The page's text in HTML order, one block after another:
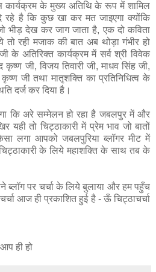
कार्यक्रम के मुख्य अतिथि के रूप में शामिल
है कि कुछ खा कर मत जाइएगा क्योंकि
भीड़ देख कर जाग जाता है, एक दो कविता
तो रही मजाक की बात अब थोड़ा गंभीर हो
के अतिरिक्त कार्यक्रम में सर्व श्री विवेक
जी, विजय तिवारी जी, माधव सिंह जी,
जी तथा मातृशक्ति का प्रतिनिधित्व के
दर्ज कर दिया है।
कि अरे सम्मेलन हो रहा है जबलपुर में और
यही तो चिट्ठाकारी में प्रेम भाव जो बातों
लगा आपको जबलपुरिया ब्लॉगर मीट में
के लिये महाशक्ति के साथ तब के
ब्लॉग पर चर्चा के लिये बुलाया और हम पहुँच
आज ही प्रकाशित हुई है - ऊँ चिट्ठाचर्चा
ही हो